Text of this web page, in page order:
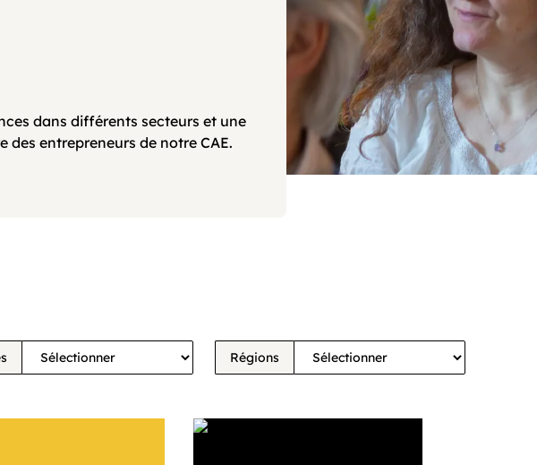
dans différents secteurs et une
des entrepreneurs de notre CAE.
Régions